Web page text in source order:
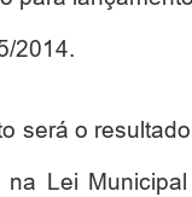
2014.
será o
na Lei